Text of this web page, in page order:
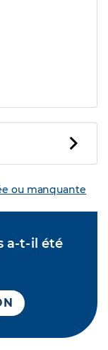
ou manquante
a-t-il été